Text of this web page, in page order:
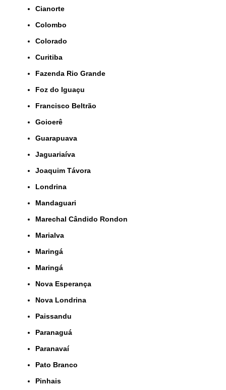
Cianorte
Colombo
Colorado
Curitiba
Fazenda Rio Grande
Foz do Iguaçu
Francisco Beltrão
Goioerê
Guarapuava
Jaguariaíva
Joaquim Távora
Londrina
Mandaguari
Marechal Cândido Rondon
Marialva
Maringá
Maringá
Nova Esperança
Nova Londrina
Paissandu
Paranaguá
Paranavaí
Pato Branco
Pinhais